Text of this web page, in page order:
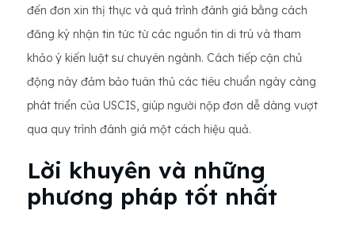
đến đơn xin thị thực và quá trình đánh giá bằng cách
đăng ký nhận tin tức từ các nguồn tin di trú và tham
khảo ý kiến ​​luật sư chuyên ngành. Cách tiếp cận chủ
động này đảm bảo tuân thủ các tiêu chuẩn ngày càng
phát triển của USCIS, giúp người nộp đơn dễ dàng vượt
qua quy trình đánh giá một cách hiệu quả.
Lời khuyên và những
phương pháp tốt nhất